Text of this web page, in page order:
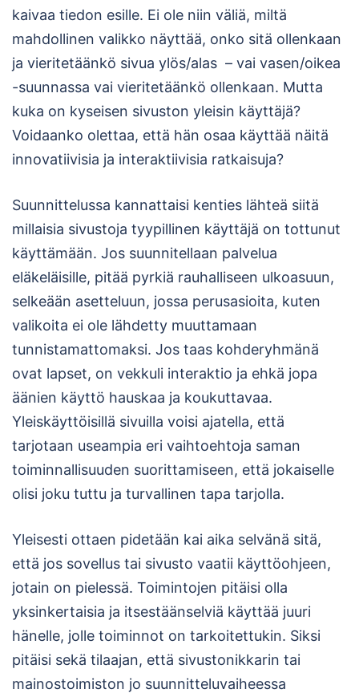
kaivaa tiedon esille. Ei ole niin väliä, miltä
mahdollinen valikko näyttää, onko sitä ollenkaan
ja vieritetäänkö sivua ylös/alas – vai vasen/oikea
-suunnassa vai vieritetäänkö ollenkaan. Mutta
kuka on kyseisen sivuston yleisin käyttäjä?
Voidaanko olettaa, että hän osaa käyttää näitä
innovatiivisia ja interaktiivisia ratkaisuja?
Suunnittelussa kannattaisi kenties lähteä siitä
millaisia sivustoja tyypillinen käyttäjä on tottunut
käyttämään. Jos suunnitellaan palvelua
eläkeläisille, pitää pyrkiä rauhalliseen ulkoasuun,
selkeään asetteluun, jossa perusasioita, kuten
valikoita ei ole lähdetty muuttamaan
tunnistamattomaksi. Jos taas kohderyhmänä
ovat lapset, on vekkuli interaktio ja ehkä jopa
äänien käyttö hauskaa ja koukuttavaa.
Yleiskäyttöisillä sivuilla voisi ajatella, että
tarjotaan useampia eri vaihtoehtoja saman
toiminnallisuuden suorittamiseen, että jokaiselle
olisi joku tuttu ja turvallinen tapa tarjolla.
Yleisesti ottaen pidetään kai aika selvänä sitä,
että jos sovellus tai sivusto vaatii käyttöohjeen,
jotain on pielessä. Toimintojen pitäisi olla
yksinkertaisia ja itsestäänselviä käyttää juuri
hänelle, jolle toiminnot on tarkoitettukin. Siksi
pitäisi sekä tilaajan, että sivustonikkarin tai
mainostoimiston jo suunnitteluvaiheessa